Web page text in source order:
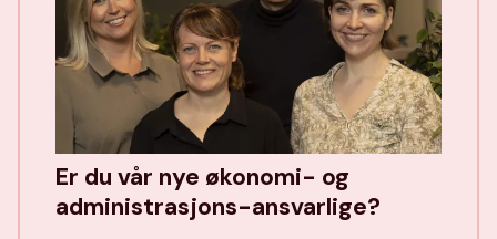
Er du vår nye økonomi- og
administrasjons-ansvarlige?